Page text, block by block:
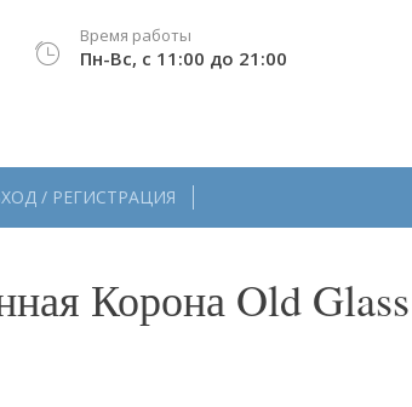
Время работы
Пн-Вс, с 11:00 до 21:00
/ РЕГИСТРАЦИЯ
Корона Old